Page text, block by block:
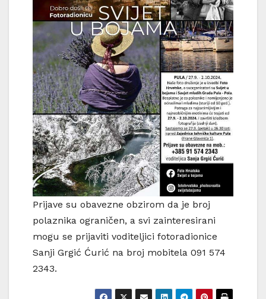
Prijave su obavezne obzirom da je broj
polaznika ograničen, a svi zainteresirani
mogu se prijaviti voditeljici fotoradionice
Sanji Grgić Ćurić na broj mobitela 091 574
2343.